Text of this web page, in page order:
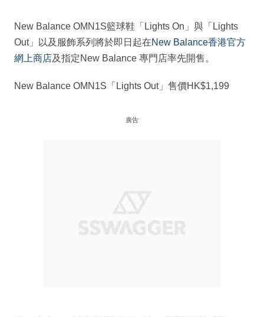
New Balance OMN1S籃球鞋「Lights On」與「Lights
Out」以及服飾系列將於即日起在New Balance香港官方
網上商店及指定New Balance 專門店率先開售。
New Balance OMN1S「Lights Out」售價HK$1,199
廣告